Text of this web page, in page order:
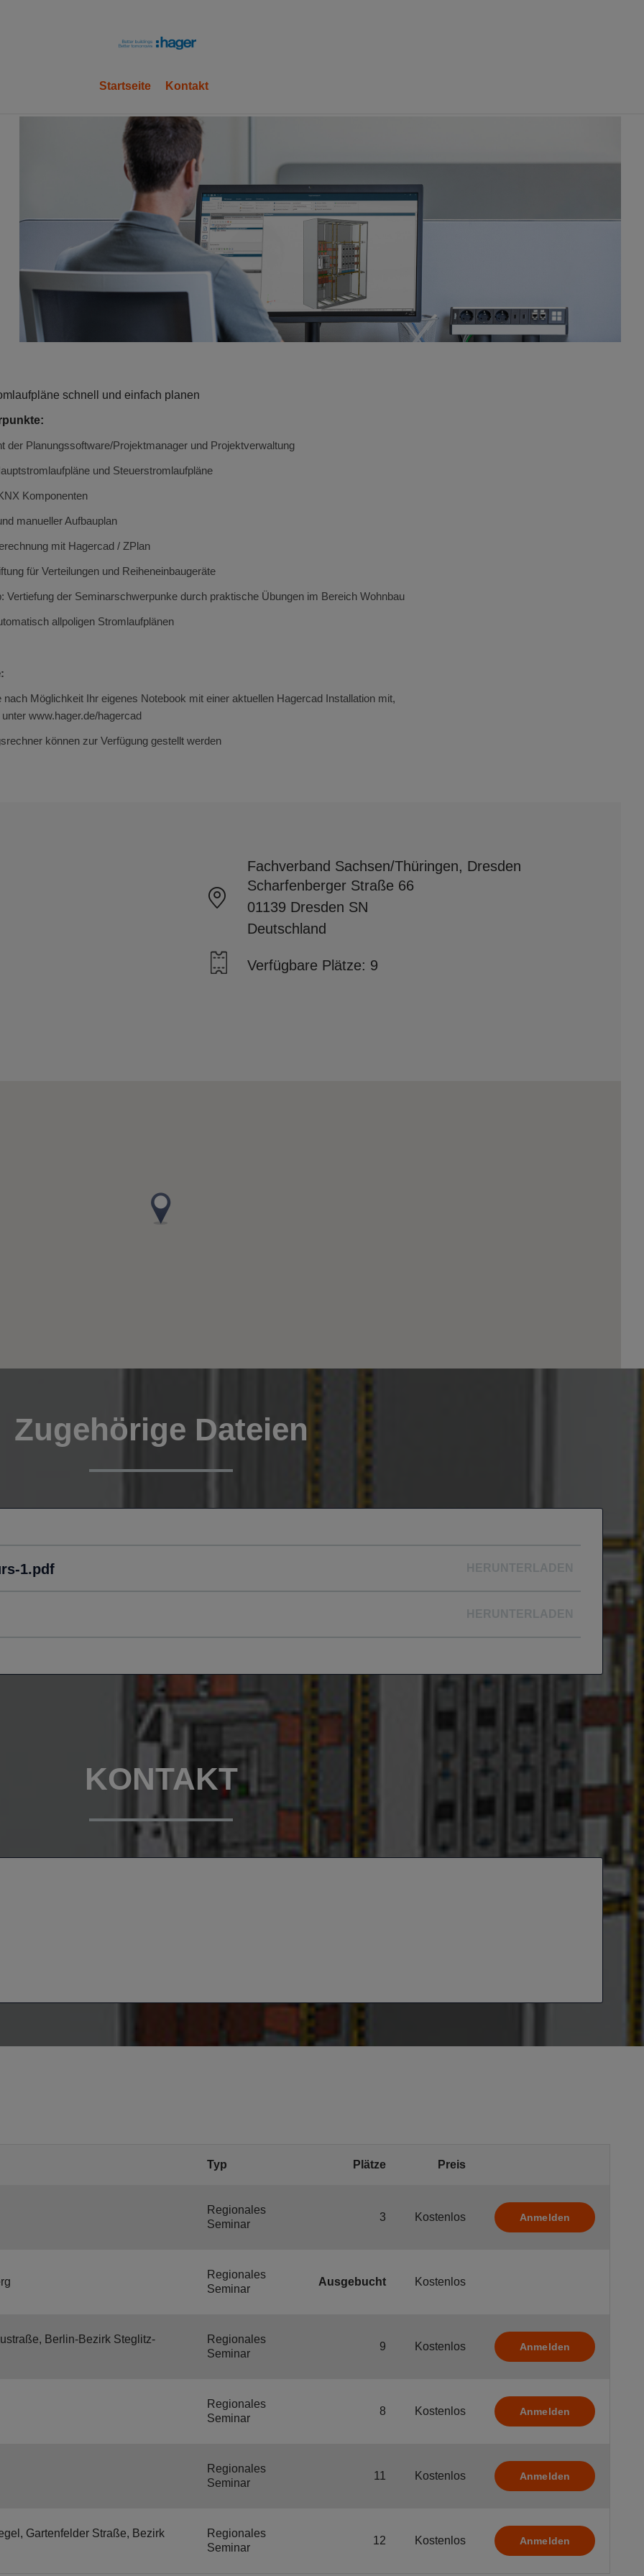
hager
Startseite Kontakt
schnell und einfach planen
der Planungssoftware/Projektmanager und Projektverwaltung
und Steuerstromlaufpläne
Komponenten
manueller Aufbauplan
mit Hagercad / ZPlan
für Verteilungen und Reiheneinbaugeräte
Vertiefung der Seminarschwerpunke durch praktische Übungen im Bereich Wohnbau
allpoligen Stromlaufplänen
nach Möglichkeit Ihr eigenes Notebook mit einer aktuellen Hagercad Installation mit,
www.hager.de/hagercad
können zur Verfügung gestellt werden
Fachverband Sachsen/Thüringen, Dresden
Scharfenberger Straße 66
01139 Dresden SN
Deutschland
Verfügbare Plätze: 9
Zugehörige Dateien
1.pdf HERUNTERLADEN
HERUNTERLADEN
KONTAKT
Typ Plätze Preis
Regionales
Seminar
3 Kostenlos Anmelden
Regionales
Seminar
Ausgebucht Kostenlos
Berlin-Bezirk Steglitz-
Regionales
Seminar
9 Kostenlos Anmelden
Regionales
Seminar
8 Kostenlos Anmelden
Regionales
Seminar
11 Kostenlos Anmelden
Gartenfelder Straße, Bezirk
Regionales
Seminar
12 Kostenlos Anmelden